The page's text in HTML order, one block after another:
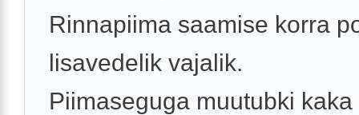
Rinnapiima saamise korra
lisavedelik vajalik.
Piimaseguga muutubki kaka